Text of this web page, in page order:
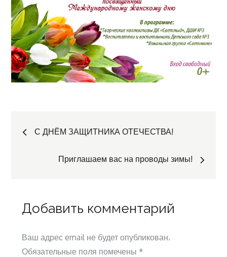
Навигация
С ДНЁМ ЗАЩИТНИКА ОТЕЧЕСТВА!
Приглашаем вас на проводы зимы!
Добавить комментарий
Ваш адрес email не будет опубликован.
Обязательные поля помечены *